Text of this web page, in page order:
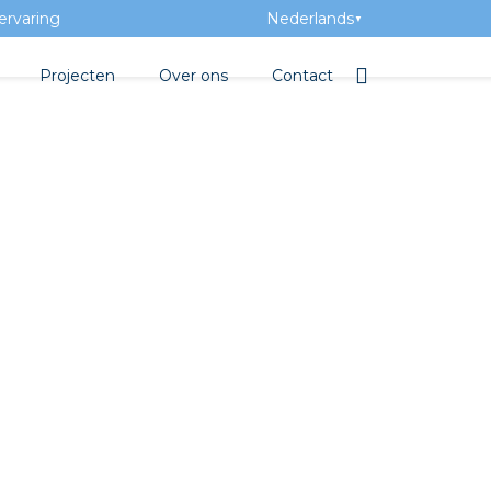
Nederlands ▼
Projecten Over ons Contact